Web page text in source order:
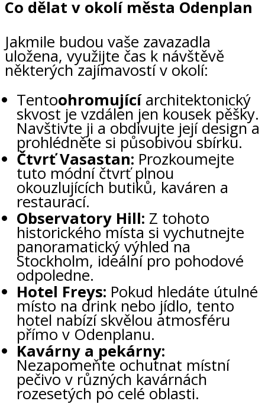
Co dělat v okolí města Odenplan
Jakmile budou vaše zavazadla
uložena, využijte čas k návštěvě
některých zajímavostí v okolí:
Tentoohromujícíarchitektonický
skvost je vzdálen jen kousek pěšky.
Navštivte ji a obdivujte její design a
prohlédněte si působivou sbírku.
Čtvrť Vasastan: Prozkoumejte
tuto módní čtvrť plnou
okouzlujících butiků, kaváren a
restaurací.
Observatory Hill: Z tohoto
historického místa si vychutnejte
panoramatický výhled na
Stockholm, ideální pro pohodové
odpoledne.
Hotel Freys: Pokud hledáte útulné
místo na drink nebo jídlo, tento
hotel nabízí skvělou atmosféru
přímo v Odenplanu.
Kavárny a pekárny:
Nezapomeňte ochutnat místní
pečivo v různých kavárnách
rozesetých po celé oblasti.